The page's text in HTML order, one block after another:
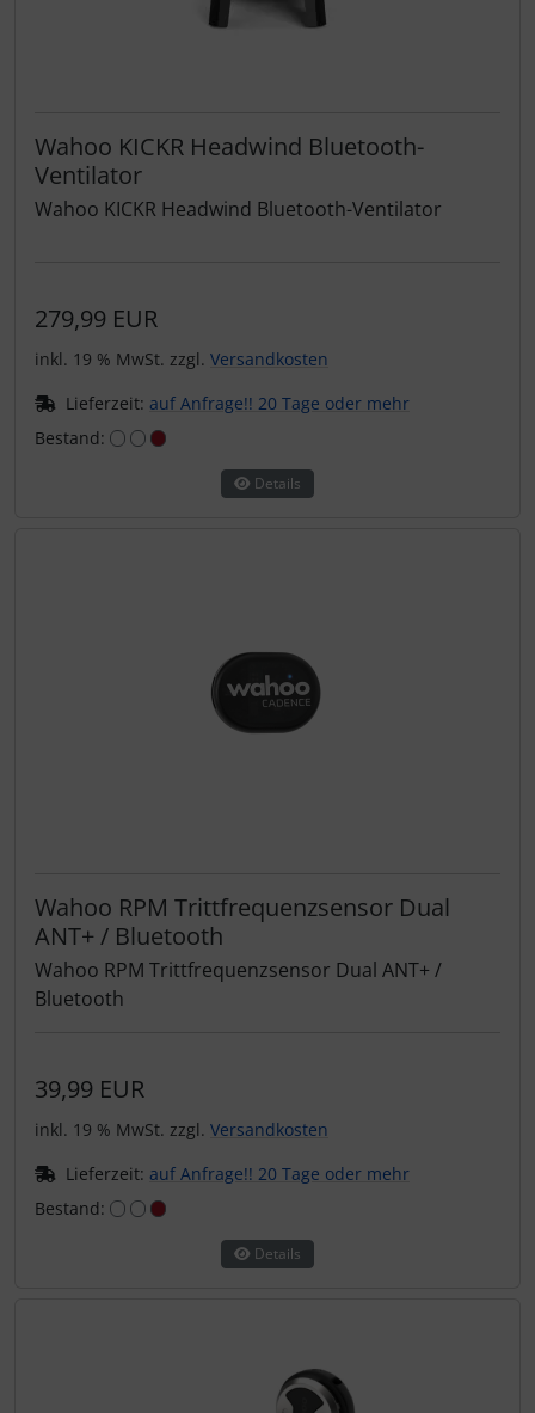
Wahoo KICKR Headwind Bluetooth-
Ventilator
Wahoo KICKR Headwind Bluetooth-Ventilator
279,99 EUR
inkl. 19 % MwSt. zzgl. Versandkosten
Lieferzeit: auf Anfrage!! 20 Tage oder mehr
Bestand:
Details
Wahoo RPM Trittfrequenzsensor Dual
ANT+ / Bluetooth
Wahoo RPM Trittfrequenzsensor Dual ANT+ /
Bluetooth
39,99 EUR
inkl. 19 % MwSt. zzgl. Versandkosten
Lieferzeit: auf Anfrage!! 20 Tage oder mehr
Bestand:
Details